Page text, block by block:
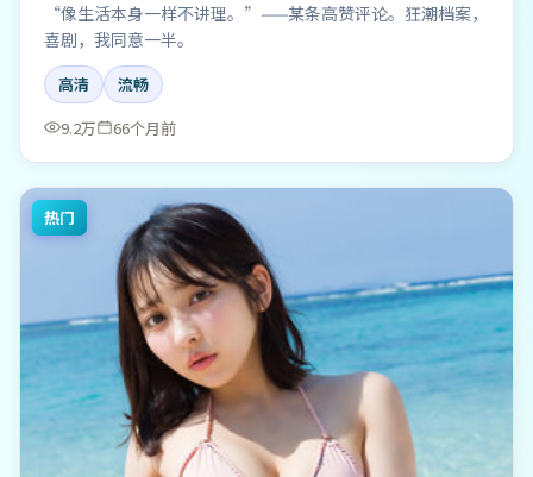
“像生活本身一样不讲理。”——某条高赞评论。狂潮档案，
喜剧，我同意一半。
高清
流畅
9.2万
66个月前
热门